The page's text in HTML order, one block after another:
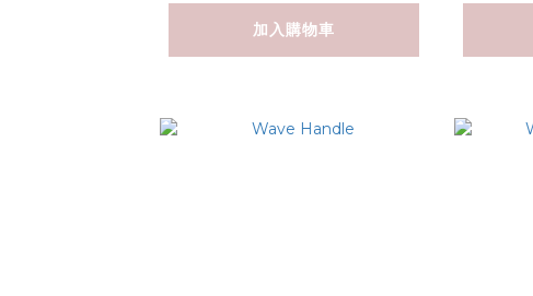
加入購物車